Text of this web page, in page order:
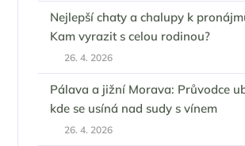
Nejlepší chaty a chalupy k
Kam vyrazit s celou rodinou?
26. 4. 2026
Pálava a jižní Morava: Průvodce
kde se usíná nad sudy s vínem
26. 4. 2026